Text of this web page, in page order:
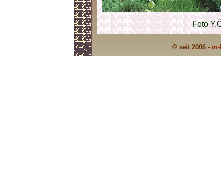
Foto
© seit 2006 -